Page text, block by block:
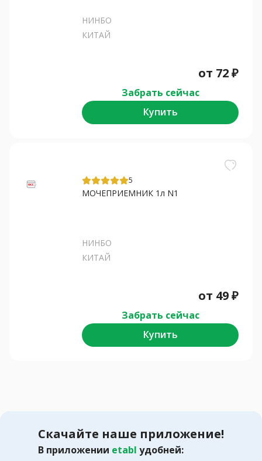
НИНБО
КИТАЙ
от 72₽
Забрать сейчас
Купить
5
МОЧЕПРИЕМНИК 1л N1
НИНБО
КИТАЙ
от 49₽
Забрать сейчас
Купить
Скачайте наше приложение!
В приложении etabl удобней: